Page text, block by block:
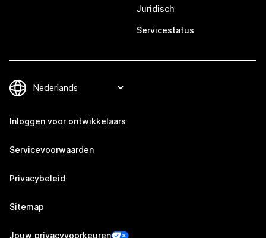
Juridisch
Servicestatus
Inloggen voor ontwikkelaars
Servicevoorwaarden
Privacybeleid
Sitemap
Jouw privacyvoorkeuren